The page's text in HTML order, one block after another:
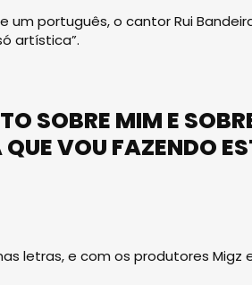
um português, o cantor Rui
artística”.
SOBRE MIM E
VOU FAZENDO
letras, e com os produtores Migz